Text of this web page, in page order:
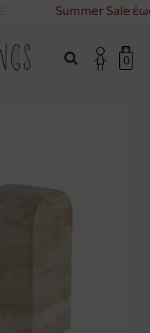
Summer Sale
0